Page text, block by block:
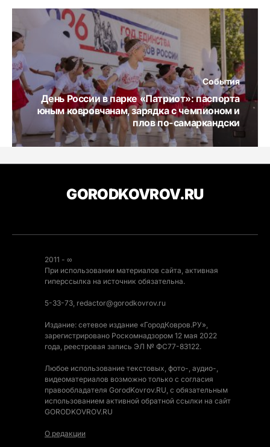
События
День России в парке «Патриот»: паспорта
юным ковровчанам, зарядка с чемпионом и
плов по-самаркандски
GORODKOVROV.RU
2011 - ∞
При использовании материалов сайта, активная
гиперссылка на источник обязательна.
5-33-73, redactor@gorodkovrov.ru
Издание: сетевое издание «ГородКовров.РУ»,
зарегистрировано Роскомнадзором 12 мая 2022
года, реестровая запись ЭЛ № ФС77-83122.
Любое использование текстовых, фото-, аудио-,
видеоматериалов возможно только с согласия
правообладателя GorodKovrov.RU, с обязательным
использованием активной обратной ссылки на сайт
GORODKOVROV.RU
О редакции